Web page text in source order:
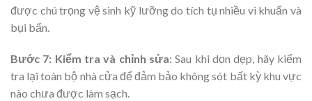
được chú trọng vệ sinh kỹ lưỡng do tích tụ nhiều vi khuẩn và
bụi bẩn.
Bước 7: Kiểm tra và chỉnh sửa: Sau khi dọn dẹp, hãy kiểm
tra lại toàn bộ nhà cửa để đảm bảo không sót bất kỳ khu vực
nào chưa được làm sạch.